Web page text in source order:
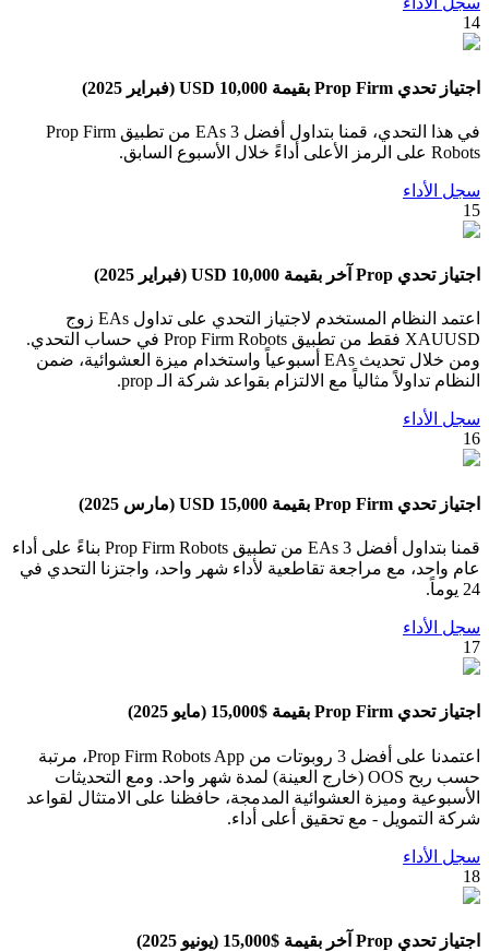
14
اجتياز تحدي Prop Firm بقيمة 10,000 USD (فبراير 2025)
في هذا التحدي، قمنا بتداول أفضل 3 EAs من تطبيق Prop Firm
Robots على الرمز الأعلى أداءً خلال الأسبوع السابق.
سجل الأداء
15
اجتياز تحدي Prop آخر بقيمة 10,000 USD (فبراير 2025)
اعتمد النظام المستخدم لاجتياز التحدي على تداول EAs زوج
XAUUSD فقط من تطبيق Prop Firm Robots في حساب التحدي.
ومن خلال تحديث EAs أسبوعياً واستخدام ميزة العشوائية، ضمن
النظام تداولاً مثالياً مع الالتزام بقواعد شركة الـ prop.
سجل الأداء
16
اجتياز تحدي Prop Firm بقيمة 15,000 USD (مارس 2025)
قمنا بتداول أفضل 3 EAs من تطبيق Prop Firm Robots بناءً على أداء
عام واحد، مع مراجعة تقاطعية لأداء شهر واحد، واجتزنا التحدي في
24 يوماً.
سجل الأداء
17
اجتياز تحدي Prop Firm بقيمة $15,000 (مايو 2025)
اعتمدنا على أفضل 3 روبوتات من Prop Firm Robots App، مرتبة
حسب ربح OOS (خارج العينة) لمدة شهر واحد. ومع التحديثات
الأسبوعية وميزة العشوائية المدمجة، حافظنا على الامتثال لقواعد
شركة التمويل - مع تحقيق أعلى أداء.
سجل الأداء
18
اجتياز تحدي Prop آخر بقيمة $15,000 (يونيو 2025)